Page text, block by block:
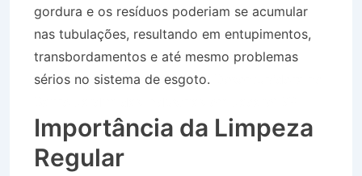
gordura e os resíduos poderiam se acumular
nas tubulações, resultando em entupimentos,
transbordamentos e até mesmo problemas
sérios no sistema de esgoto.
Importância da Limpeza
Regular